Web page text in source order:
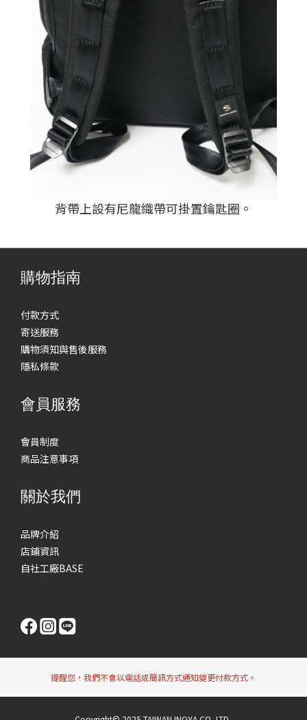
背帶上設有尼龍織帶可掛置鑰匙圈 。
購物指南
付款方式
寄送服務
購物須知與售後服務
隱私條款
會員服務
會員制度
商品注意事項
關於我們
品牌介紹
店鋪資訊
自社工廠BASE
提醒您，我們不會以電話或簡訊方式通知變更付款方式。